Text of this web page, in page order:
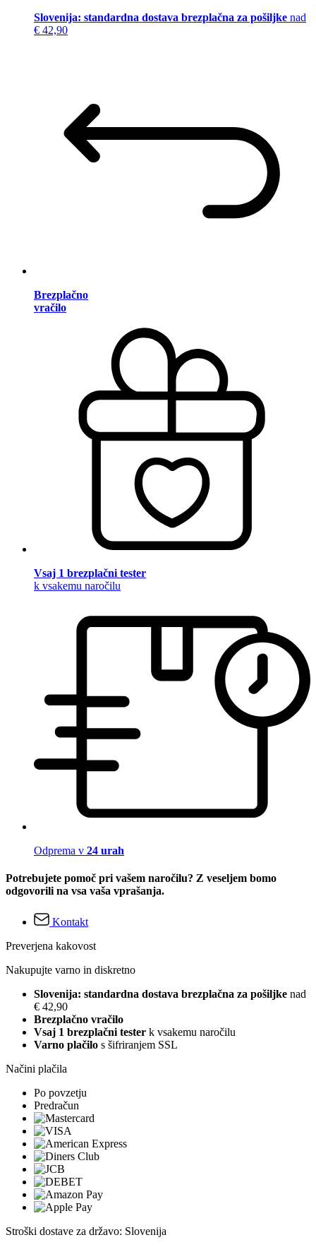
Slovenija: standardna dostava brezplačna za pošiljke nad
€ 42,90
Brezplačno
vračilo
Vsaj 1 brezplačni tester
k vsakemu naročilu
Odprema v 24 urah
Potrebujete pomoč pri vašem naročilu? Z veseljem bomo
odgovorili na vsa vaša vprašanja.
Kontakt
Preverjena kakovost
Nakupujte varno in diskretno
Slovenija: standardna dostava brezplačna za pošiljke nad
€ 42,90
Brezplačno vračilo
Vsaj 1 brezplačni tester k vsakemu naročilu
Varno plačilo s šifriranjem SSL
Načini plačila
Po povzetju
Predračun
Stroški dostave za državo: Slovenija